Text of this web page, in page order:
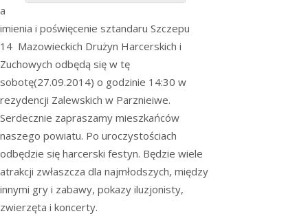
a
imienia i poświęcenie sztandaru Szczepu
14 Mazowieckich Drużyn Harcerskich i
Zuchowych odbędą się w tę
sobotę(27.09.2014) o godzinie 14:30 w
rezydencji Zalewskich w Parznieiwe.
Serdecznie zapraszamy mieszkańców
naszego powiatu. Po uroczystościach
odbędzie się harcerski festyn. Będzie wiele
atrakcji zwłaszcza dla najmłodszych, między
innymi gry i zabawy, pokazy iluzjonisty,
zwierzęta i koncerty.